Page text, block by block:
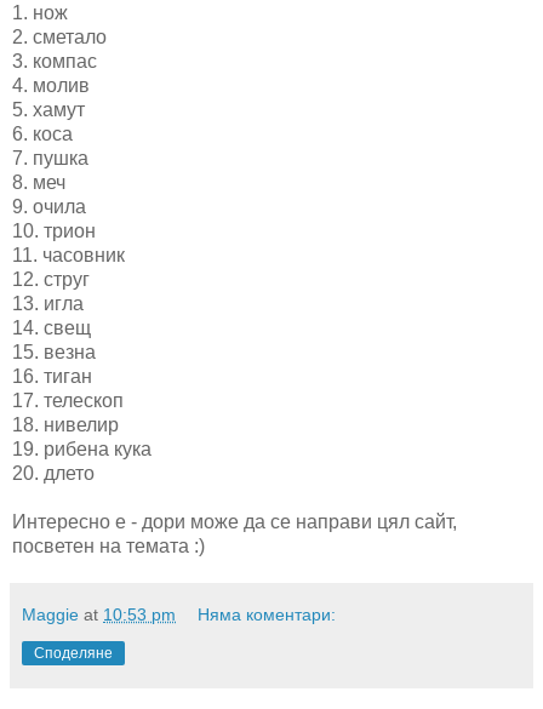
1. нож
2. сметало
3. компас
4. молив
5. хамут
6. коса
7. пушка
8. меч
9. очила
10. трион
11. часовник
12. струг
13. игла
14. свещ
15. везна
16. тиган
17. телескоп
18. нивелир
19. рибена кука
20. длето
Интересно е - дори може да се направи цял сайт,
посветен на темата :)
Maggie at 10:53 pm Няма коментари:
Споделяне